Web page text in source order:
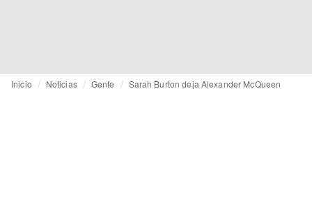
Inicio Noticias Gente Sarah Burton deja Alexander McQueen